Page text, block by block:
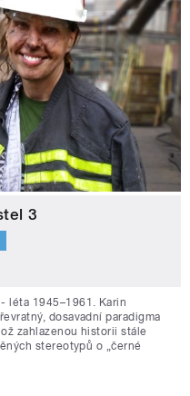
3
léta 1945–1961. Karin
dosavadní paradigma
zahlazenou historii stále
stereotypů o „černé